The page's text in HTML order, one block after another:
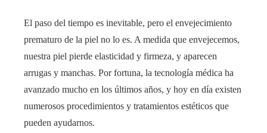
El paso del tiempo es inevitable, pero el envejecimiento
prematuro de la piel no lo es. A medida que envejecemos,
nuestra piel pierde elasticidad y firmeza, y aparecen
arrugas y manchas. Por fortuna, la tecnología médica ha
avanzado mucho en los últimos años, y hoy en día existen
numerosos procedimientos y tratamientos estéticos que
pueden ayudarnos.